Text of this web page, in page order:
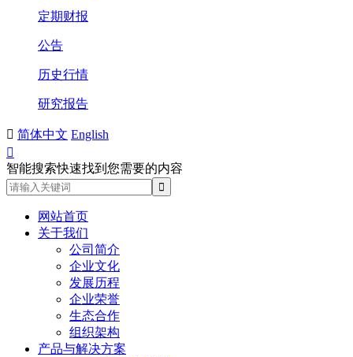
定期财报
公告
历史行情
研究报告
 简体中文 English

智能搜索快速找到您需要的内容
网站首页
关于我们
公司简介
企业文化
发展历程
企业荣誉
生态合作
组织架构
产品与解决方案